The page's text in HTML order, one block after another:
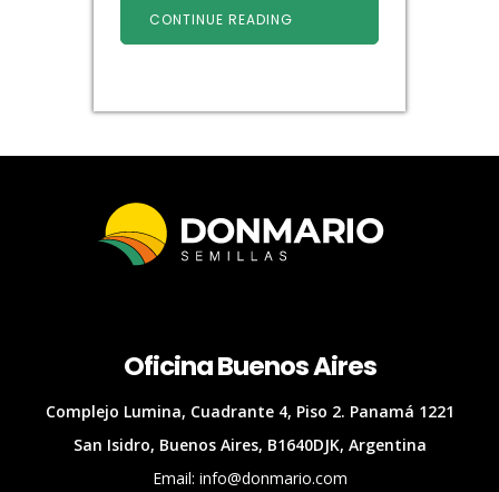
CONTINUE READING
Oficina Buenos Aires
Complejo Lumina, Cuadrante 4, Piso 2. Panamá 1221
San Isidro, Buenos Aires, B1640DJK, Argentina
Email: info@donmario.com